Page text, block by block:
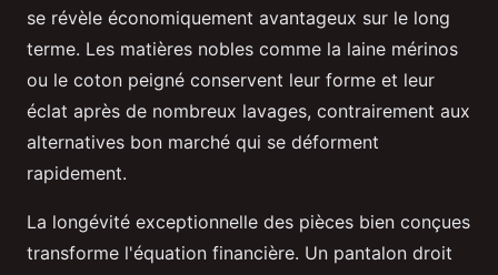
se révèle économiquement avantageux sur le long
terme. Les matières nobles comme la laine mérinos
ou le coton peigné conservent leur forme et leur
éclat après de nombreux lavages, contrairement aux
alternatives bon marché qui se déforment
rapidement.
La longévité exceptionnelle des pièces bien conçues
transforme l'équation financière. Un pantalon droit